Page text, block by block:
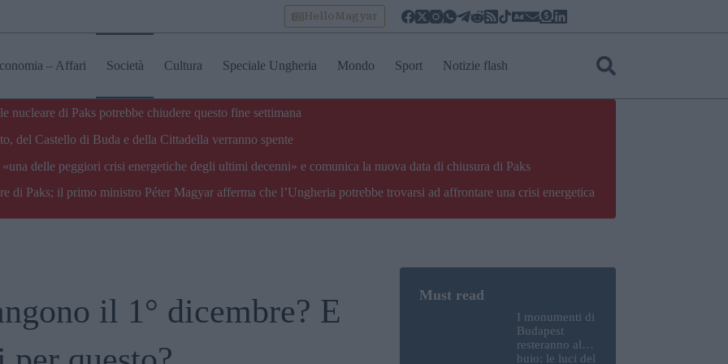
HelloMagyar
– Affari Società Cultura Speciale Ungheria Mondo Sport Notizie flash
nucleare di Paks potrebbe chiudere questo fine settimana
del Castello di Buda e della Cittadella verranno spente
delle peggiori crisi energetiche degli ultimi decenni» e comunica la nuova data di chiusura di Paks
di Paks; il primo ministro Péter Magyar afferma che l’Ungheria potrebbe trovarsi ad affrontare una crisi energetica
il 1° dicembre? E
I monumenti di
Budapest
resteranno al
buio: le luci del